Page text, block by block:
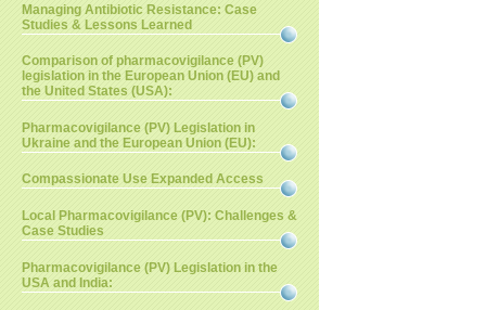
Managing Antibiotic Resistance: Case
Studies & Lessons Learned
Comparison of pharmacovigilance (PV)
legislation in the European Union (EU) and
the United States (USA):
Pharmacovigilance (PV) Legislation in
Ukraine and the European Union (EU):
Compassionate Use Expanded Access
Local Pharmacovigilance (PV): Challenges &
Case Studies
Pharmacovigilance (PV) Legislation in the
USA and India: